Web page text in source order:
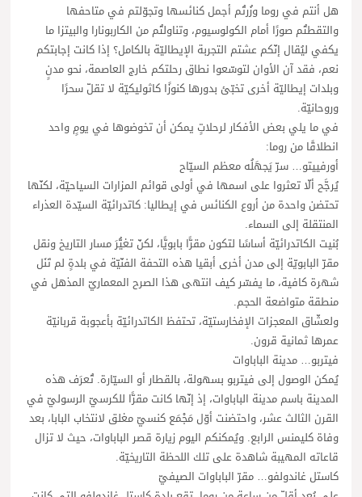
هل أنتم في روما وزُرتُم أجمل كنائسها وتجوّلتم في متاحفها
والتقطتُم صورًا أمام الكولوسيوم، وتناولتُم من الكاربونارا والبيتزا ما
يكفي ليُقال إنّكم عشتم التجربة الإيطاليّة بالكامل؟ إذا كانت إجابتكم
نعم، فقد آن الأوان لتوسّعوا نطاق رحلتكم خارج العاصمة، نحو مدنٍ
وبلدات إيطاليّة أخرى تخبّئ بدورها كنوزًا كاثوليكيّة لا تقلّ سحرًا
وروحانيّة.
في ما يلي بعض الأفكار لرحلاتٍ يمكن أن تخوضوها في يومٍ واحد
انطلاقًا من روما:
أورفييتو… سرّ يَجهَلُه معظم السيّاح
يُرجَّح ألّا تعثروا على اسمها في أولى قوائم المزارات السياحيّة، لكنّها
تحتضن واحدة من أروع الكنائس في إيطاليا: كاتدرائيّة السيّدة العذراء
المنتقلة إلى السماء.
بُنيت الكاتدرائيّة أساسًا لتكون مقرًّا بابويًّا، لكنّ تغيُّرَ مسار التاريخ ونقل
مقرّ البابويّة إلى مدن أخرى أبقيا هذه التحفة الفنّيّة في بلدةٍ لم تَنَل
شهرة كافية، ما يفسّر كيف انتهى هذا الصرح المعماريّ المذهل في
منطقة متواضعة الحجم.
ولعشّاق المعجزات الإفخارستيّة، تحتفظ الكاتدرائيّة بأعجوبة قربانيّة
عمرها ثمانية قرون.
فيتربو… مدينة الباباوات
يُمكن الوصول إلى فيتربو بسهولة، بالقطار أو السيّارة. تُعرَف هذه
المدينة باسم مدينة الباباوات، إذ إنّها كانت مقرًّا للكرسيّ الرسوليّ في
القرن الثالث عشر، واحتضنت أوّل مَجْمَع كنسيّ مغلق لانتخاب البابا، بعد
وفاة كليمنس الرابع. ويُمكنكم اليوم زيارة قصر الباباوات، حيث لا تزال
قاعاته المهيبة شاهدة على تلك اللحظة التاريخيّة.
كاستل غاندولفو… مقرّ الباباوات الصيفيّ